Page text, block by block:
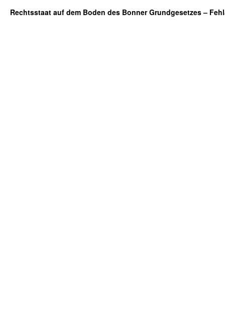
Rechtsstaat auf dem Boden des Bonner Grundgesetzes –